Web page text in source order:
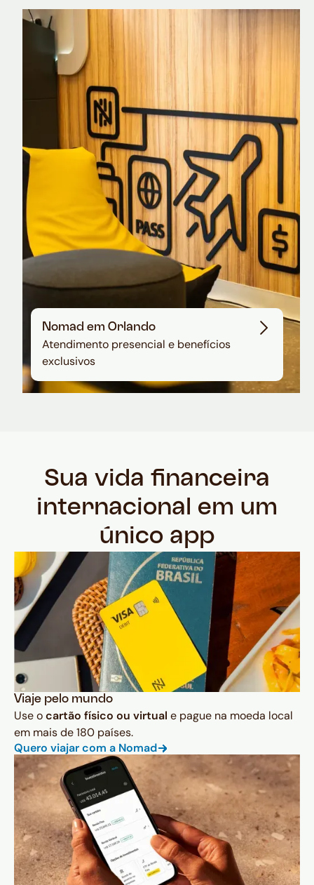
Nomad Explorer
Cartão de crédito brasileiro com cashback
em dólar
Nomad em Orlando
Atendimento presencial e benefícios
exclusivos
Sua vida financeira
internacional em um
único app
Viaje pelo mundo
Use ocartão físico ou virtual e pague na moeda local
em mais de 180 países.
Quero viajar com a Nomad